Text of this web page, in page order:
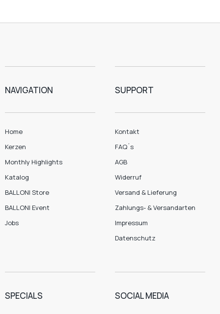
NAVIGATION
Home
Kerzen
Monthly Highlights
Katalog
BALLONI Store
BALLONI Event
Jobs
SUPPORT
Kontakt
FAQ´s
AGB
Widerruf
Versand & Lieferung
Zahlungs- & Versandarten
Impressum
Datenschutz
SPECIALS SOCIAL MEDIA